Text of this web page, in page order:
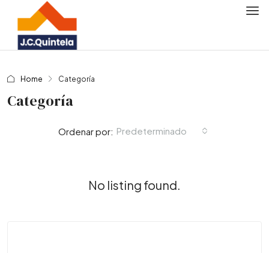
Home Categoría
Categoría
Ordenar por: Predeterminado
No listing found.